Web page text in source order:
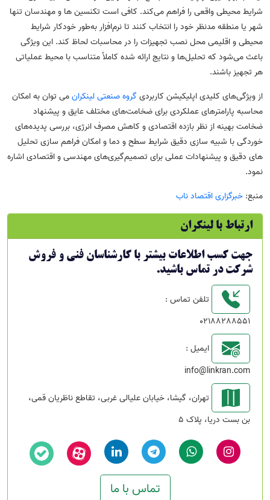
شرایط محیطی واقعی را فراهم می‌کند. کافی است تکنسین ها و مهندسان تنها
شهر یا منطقه مدنظر خود را انتخاب کنند تا نرم‌افزار به‌طور خودکار شرایط
محیطی و اقلیمی محل نصب تجهیزات را در محاسبات لحاظ کند. این ویژگی
باعث می‌شود که تحلیل‌ها و نتایج ارائه شده کاملاً متناسب با محیط عملیاتی
هر تجهیز باشند.
از ویژگی‌های کلیدی اپلیکیشن کاربردی گروه صنعتی لینکرانمی توان به امکان
محاسبه پارامترهای عملکردی برای ضخامت‌های مختلف عایق و پیشنهاد
ضخامت بهینه از نظر بازده اقتصادی و کاهش مصرف انرژی، بررسی پدیده‌های
خوردگی با شبیه ‌سازی دقیق شرایط سطح و دما و امکان فراهم ‌سازی تحلیل
‌های دقیق و پیشنهادات عملی برای تصمیم‌گیری‌های مهندسی و اقتصادی اشاره
نمود.
منبع: خبرگزاری اقتصاد ناب
ارتباط با لینکران
جهت کسب اطلاعات بیشتر با کارشناسان فنی و فروش
شرکت در تماس باشید.
تلفن تماس :
02188288551
ایمیل :
info@linkran.com
تهران، گیشا، خیابان علیالی غربی، تقاطع ناظریان قمی،
بن بست دریا، پلاک 5
تماس با ما